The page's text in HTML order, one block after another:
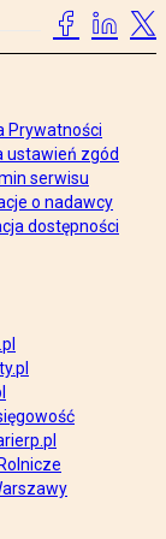
Prywatności
ustawień zgód
serwisu
o nadawcy
dostępności